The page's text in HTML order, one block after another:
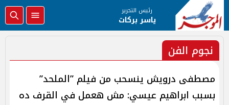
رئيس التحرير
ياسر بركات
نجوم الفن
مصطفى درويش ينسحب من فيلم ”الملحد”
بسبب ابراهيم عيسي: مش هعمل في القرف ده